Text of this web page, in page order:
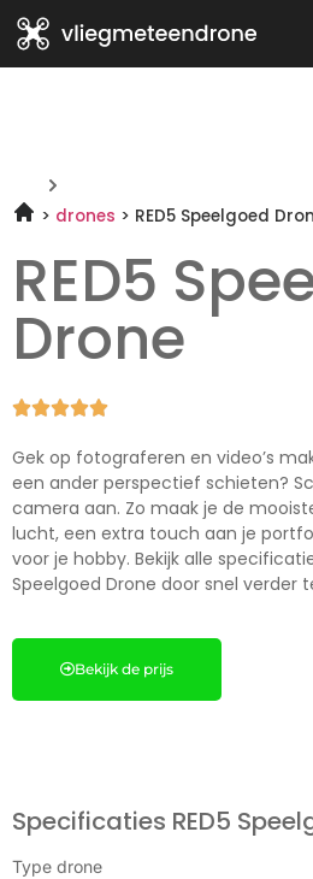
drones RED5 Speelgoed
RED5
Drone

Gek op fotograferen en video’s
een ander perspectief schieten?
camera aan. Zo maak je de
lucht, een extra touch aan je
voor je hobby. Bekijk alle
Speelgoed Drone door snel verder
Bekijk de prijs
Specificaties RED5
Type drone